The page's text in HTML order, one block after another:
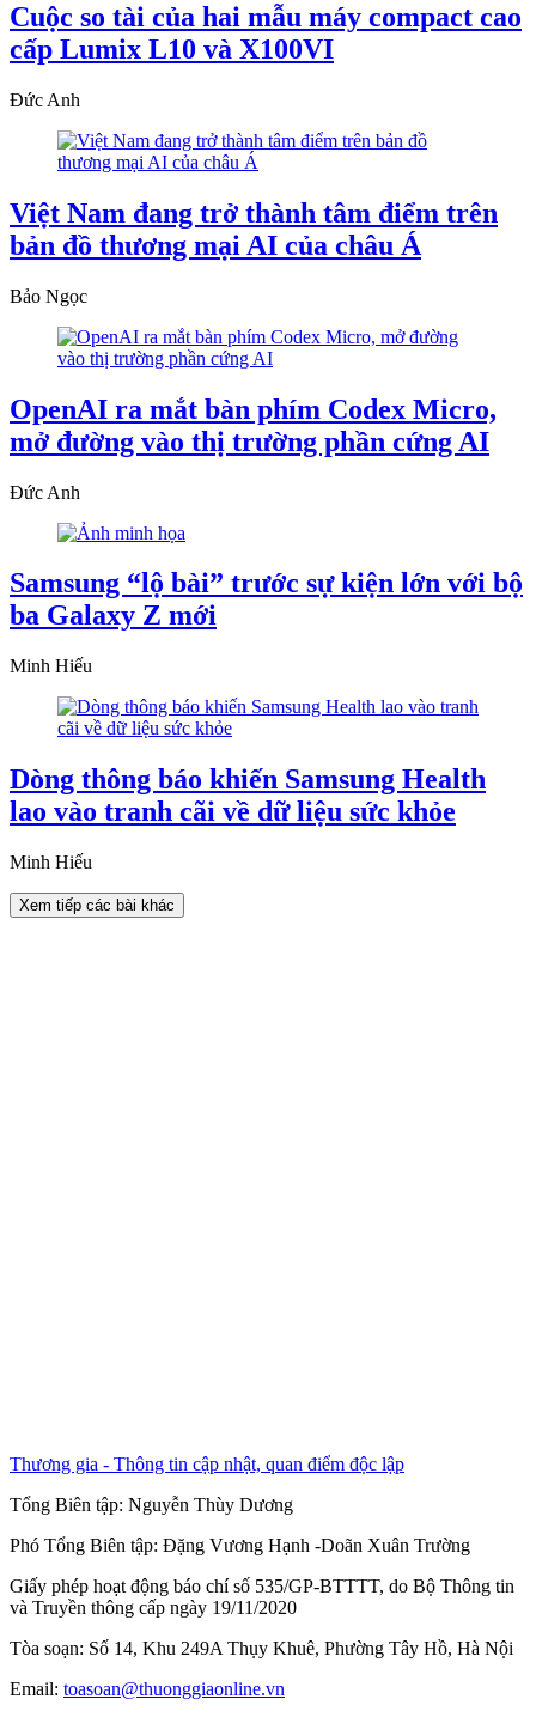
Cuộc so tài của hai mẫu máy compact cao
cấp Lumix L10 và X100VI
Đức Anh
Việt Nam đang trở thành tâm điểm trên
bản đồ thương mại AI của châu Á
Bảo Ngọc
OpenAI ra mắt bàn phím Codex Micro,
mở đường vào thị trường phần cứng AI
Đức Anh
Samsung “lộ bài” trước sự kiện lớn với bộ
ba Galaxy Z mới
Minh Hiếu
Dòng thông báo khiến Samsung Health
lao vào tranh cãi về dữ liệu sức khỏe
Minh Hiếu
Xem tiếp các bài khác
Thương gia - Thông tin cập nhật, quan điểm độc lập
Tổng Biên tập: Nguyễn Thùy Dương
Phó Tổng Biên tập: Đặng Vương Hạnh -Doãn Xuân Trường
Giấy phép hoạt động báo chí số 535/GP-BTTTT, do Bộ Thông tin
và Truyền thông cấp ngày 19/11/2020
Tòa soạn: Số 14, Khu 249A Thụy Khuê, Phường Tây Hồ, Hà Nội
Email: toasoan@thuonggiaonline.vn